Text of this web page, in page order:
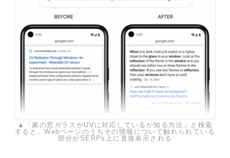
▲「家の窓ガラスがUVに対応しているか知る方法」と検索
すると、Webページのうちその情報について触れられている
部分がSERPs上に直接表示される